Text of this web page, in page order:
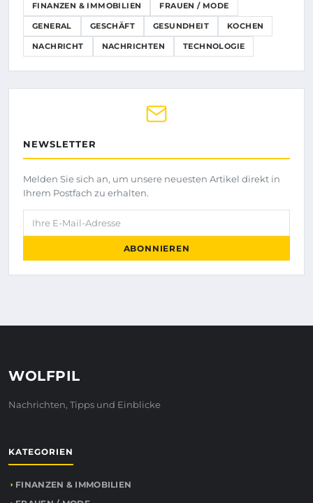
FINANZEN & IMMOBILIEN FRAUEN / MODE
GENERAL GESCHÄFT GESUNDHEIT KOCHEN
NACHRICHT NACHRICHTEN TECHNOLOGIE
NEWSLETTER
Melden Sie sich an, um unsere neuesten Artikel direkt in
Ihrem Postfach zu erhalten.
Ihre E-Mail-Adresse
ABONNIEREN
WOLFPIL
Nachrichten, Tipps und Einblicke
KATEGORIEN
FINANZEN & IMMOBILIEN